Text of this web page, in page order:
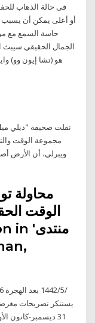
فى حالة الذهاب
هو (تشا إيون وو)
مجموعة الوقت
ويبرلي، أن الأرض
محاولة
الوقت
يستنكر تصريحات